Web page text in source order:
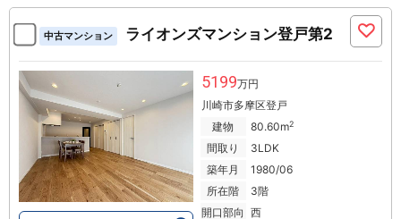
中古マンション ライオンズマンション登戸第2
5199万円
川崎市多摩区登戸
建物
80.60m2
間取り
3LDK
築年月
1980/06
所在階
3階
開口部向 西